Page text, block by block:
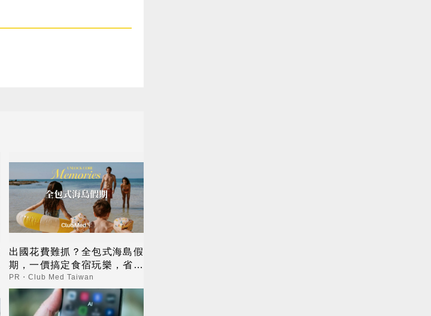
出國花費難抓？全包式海島假
期，一價搞定食宿玩樂，省錢
更省心！
PR・Club Med Taiwan